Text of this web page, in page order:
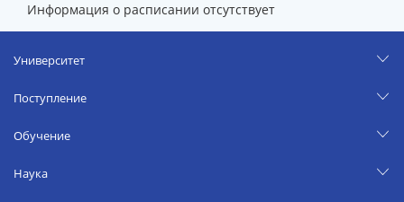
Информация о расписании отсутствует
Университет
Поступление
Обучение
Наука